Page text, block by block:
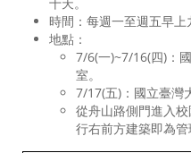
時間：每週一至週五早上
地點：
7/6(一)~7/16(四)：
室。
7/17(五)：國立臺灣
從舟山路側門進入
行右前方建築即為管